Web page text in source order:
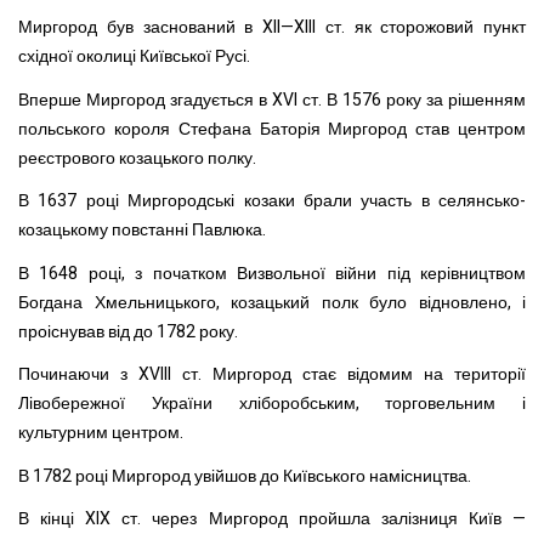
Миргород був заснований в XII—XIII ст. як сторожовий пункт
східної околиці Київської Русі.
Вперше Миргород згадується в XVI ст. В 1576 року за рішенням
польського короля Стефана Баторія Миргород став центром
реєстрового козацького полку.
В 1637 році Миргородські козаки брали участь в селянсько-
козацькому повстанні Павлюка.
В 1648 році, з початком Визвольної війни під керівництвом
Богдана Хмельницького, козацький полк було відновлено, і
проіснував від до 1782 року.
Починаючи з XVIII ст. Миргород стає відомим на території
Лівобережної України хліборобським, торговельним і
культурним центром.
В 1782 році Миргород увійшов до Київського намісництва.
В кінці XIX ст. через Миргород пройшла залізниця Київ —